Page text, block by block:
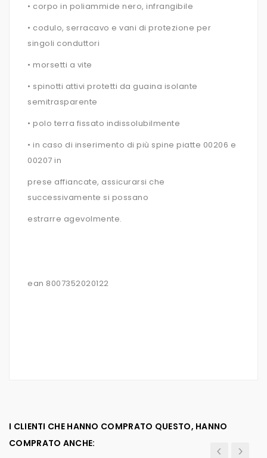
• corpo in poliammide nero, infrangibile
• codulo, serracavo e vani di protezione per
singoli conduttori
• morsetti a vite
• spinotti attivi protetti da guaina isolante
semitrasparente
• polo terra fissato indissolubilmente
• in caso di inserimento di più spine piatte 00206 e
00207 in
prese affiancate, assicurarsi che
successivamente si possano
estrarre agevolmente.
ean 8007352020122
I CLIENTI CHE HANNO COMPRATO QUESTO, HANNO
COMPRATO ANCHE: